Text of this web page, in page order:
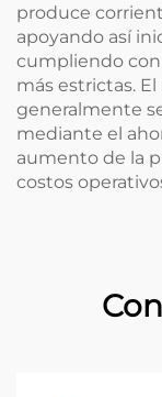
produce
apoyando así
cumpliendo
más estrictas.
generalmente
mediante el
aumento de la
costos